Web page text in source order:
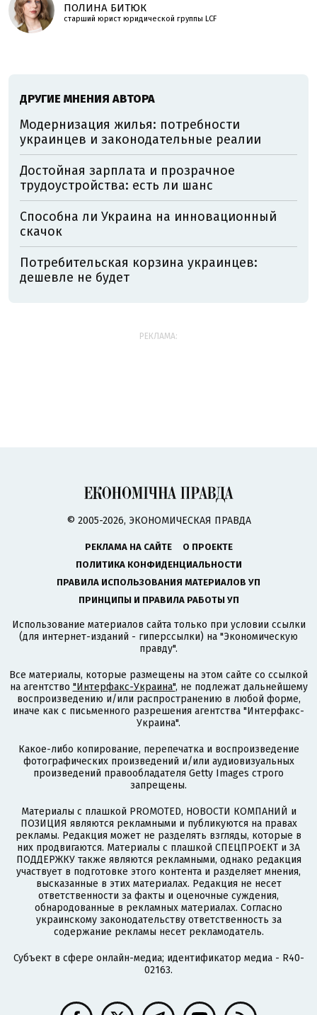
ПОЛИНА БИТЮК
старший юрист юридической группы LCF
ДРУГИЕ МНЕНИЯ АВТОРА
Модернизация жилья: потребности
украинцев и законодательные реалии
Достойная зарплата и прозрачное
трудоустройства: есть ли шанс
Способна ли Украина на инновационный
скачок
Потребительская корзина украинцев:
дешевле не будет
РЕКЛАМА:
© 2005-2026, ЭКОНОМИЧЕСКАЯ ПРАВДА
РЕКЛАМА НА САЙТЕ
О ПРОЕКТЕ
ПОЛИТИКА КОНФИДЕНЦИАЛЬНОСТИ
ПРАВИЛА ИСПОЛЬЗОВАНИЯ МАТЕРИАЛОВ УП
ПРИНЦИПЫ И ПРАВИЛА РАБОТЫ УП
Использование материалов сайта только при условии ссылки
(для интернет-изданий - гиперссылки) на "Экономическую
правду".
Все материалы, которые размещены на этом сайте со ссылкой
на агентство "Интерфакс-Украина", не подлежат дальнейшему
воспроизведению и/или распространению в любой форме,
иначе как с письменного разрешения агентства "Интерфакс-
Украина".
Какое-либо копирование, перепечатка и воспроизведение
фотографических произведений и/или аудиовизуальных
произведений правообладателя Getty Images строго
запрещены.
Материалы с плашкой PROMOTED, НОВОСТИ КОМПАНИЙ и
ПОЗИЦИЯ являются рекламными и публикуются на правах
рекламы. Редакция может не разделять взгляды, которые в
них продвигаются. Материалы с плашкой СПЕЦПРОЕКТ и ЗА
ПОДДЕРЖКУ также являются рекламными, однако редакция
участвует в подготовке этого контента и разделяет мнения,
высказанные в этих материалах. Редакция не несет
ответственности за факты и оценочные суждения,
обнародованные в рекламных материалах. Согласно
украинскому законодательству ответственность за
содержание рекламы несет рекламодатель.
Субъект в сфере онлайн-медиа; идентификатор медиа - R40-
02163.